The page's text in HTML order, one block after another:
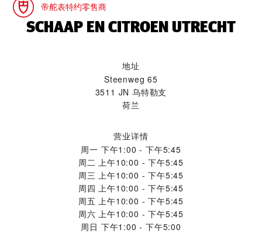
帝舵表特约零售商
‭SCHAAP EN CITROEN UTRECHT‬
地址
Steenweg 65
3511 JN 乌特勒支
荷兰
营业详情
周一 下午1:00 - 下午5:45
周二
上午10:00 - 下午5:45
周三 上午10:00 - 下午5:45
周四 上午10:00 - 下午5:45
周五 上午10:00 - 下午5:45
周六 上午10:00 - 下午5:45
周日 下午1:00 - 下午5:00